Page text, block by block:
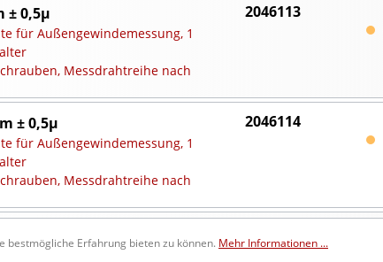
± 0,5µ
für Außengewindemessung, 1
Messdrahtreihe nach
2046113
± 0,5µ
für Außengewindemessung, 1
Messdrahtreihe nach
2046114
für Außengewindemessung, 1
bestmögliche Erfahrung bieten zu können. Mehr Informationen ...